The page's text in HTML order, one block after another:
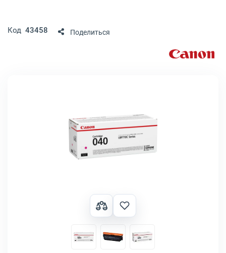
Код 43458 Поделиться